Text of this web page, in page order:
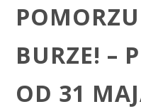
BURZE! –
OD 31